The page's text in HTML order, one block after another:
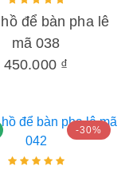
để bàn pha lê
mã 038
450.000 ₫
-30%